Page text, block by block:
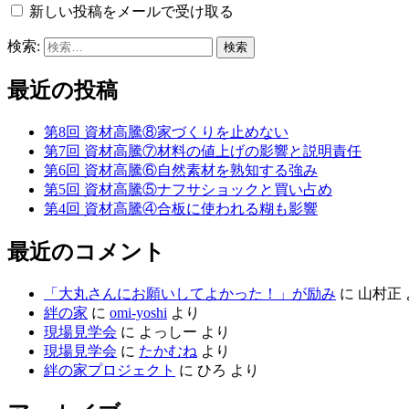
新しい投稿をメールで受け取る
検索:
最近の投稿
第8回 資材高騰⑧家づくりを止めない
第7回 資材高騰⑦材料の値上げの影響と説明責任
第6回 資材高騰⑥自然素材を熟知する強み
第5回 資材高騰⑤ナフサショックと買い占め
第4回 資材高騰④合板に使われる糊も影響
最近のコメント
「大丸さんにお願いしてよかった！」が励み に 山村正
絆の家 に omi-yoshi より
現場見学会 に よっしー より
現場見学会 に たかむね より
絆の家プロジェクト に ひろ より